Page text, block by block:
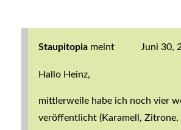
Staupitopia meint Juni 30,
Hallo Heinz,
mittlerweile habe ich noch vier
veröffentlicht (Karamell, Zitrone,